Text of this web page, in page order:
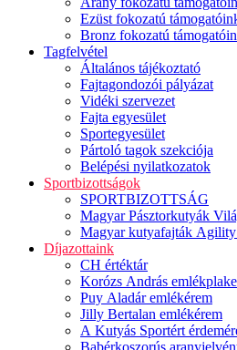
Ezüst fokozatú
Bronz fokozatú
Tagfelvétel
Általános tájékoztató
Fajtagondozói pályázat
Vidéki szervezet
Fajta egyesület
Sportegyesület
Pártoló tagok szekciója
Belépési nyilatkozatok
Sportbizottságok
SPORTBIZOTTSÁG
Magyar Pásztorkutyák
Magyar kutyafajták Agility
Díjazottaink
CH értéktár
Korózs András
Puy Aladár emlékérem
Jilly Bertalan emlékérem
A Kutyás Sportért
Babérkoszorús